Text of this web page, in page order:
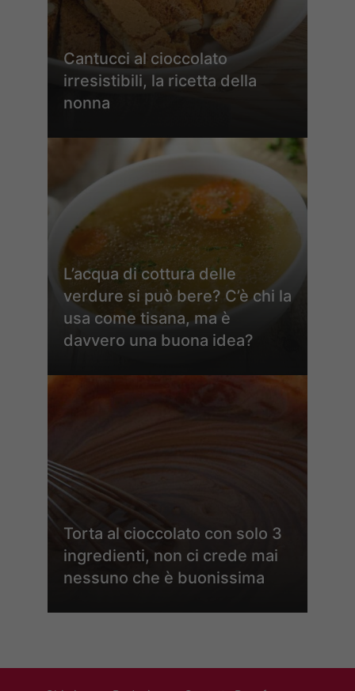
Cantucci al cioccolato
irresistibili, la ricetta della
nonna
L’acqua di cottura delle
verdure si può bere? C’è chi la
usa come tisana, ma è
davvero una buona idea?
Torta al cioccolato con solo 3
ingredienti, non ci crede mai
nessuno che è buonissima